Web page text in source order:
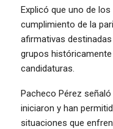
Explicó que uno de
cumplimiento de la
afirmativas
grupos
candidaturas.
Pacheco Pérez
iniciaron y han
situaciones que